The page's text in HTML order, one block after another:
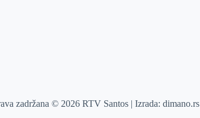
zadržana © 2026 RTV Santos | Izrada:dimano.rs